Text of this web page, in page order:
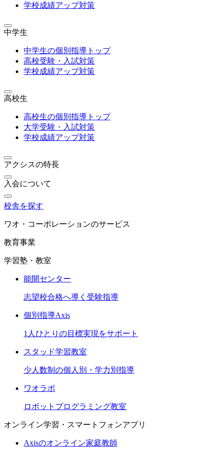
学校成績アップ対策
中学生
中学生の個別指導トップ
高校受験・入試対策
学校成績アップ対策
高校生
高校生の個別指導トップ
大学受験・入試対策
学校成績アップ対策
アクシスの特長
入会について
校舎を探す
ワオ・コーポレーションのサービス
教育事業
学習塾・教室
能開センター
志望校合格へ導く受験指導
個別指導Axis
1人ひとりの目標実現をサポート
スタッド学習教室
少人数制の個人別・学力別指導
ワオラボ
ロボットプログラミング教室
オンライン学習・スマートフォンアプリ
Axisのオンライン家庭教師